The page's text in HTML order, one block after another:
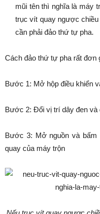
mũi tên thì nghĩa là máy
trục vít quay ngược
cần phải đảo thứ tự pha.
Cách đảo thứ tự pha rất
Bước 1: Mở hộp điều khiển
Bước 2: Đổi vị trí dây đen và
Bước 3: Mở nguồn và bấm
quay của máy trộn